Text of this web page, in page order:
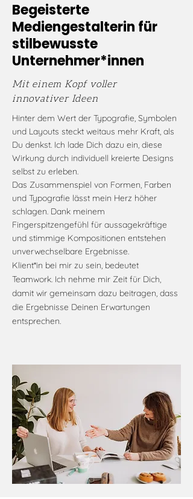
Begeisterte
Mediengestalterin für
stilbewusste
Unternehmer*innen
Mit einem Kopf voller
innovativer Ideen
Hinter dem Wert der Typografie, Symbolen
und Layouts steckt weitaus mehr Kraft, als
Du denkst. Ich lade Dich dazu ein, diese
Wirkung durch individuell kreierte Designs
selbst zu erleben.
Das Zusammenspiel von Formen, Farben
und Typografie lässt mein Herz höher
schlagen. Dank meinem
Fingerspitzengefühl für aussagekräftige
und stimmige Kompositionen entstehen
unverwechselbare Ergebnisse.
Klient*in bei mir zu sein, bedeutet
Teamwork. Ich nehme mir Zeit für Dich,
damit wir gemeinsam dazu beitragen, dass
die Ergebnisse Deinen Erwartungen
entsprechen.